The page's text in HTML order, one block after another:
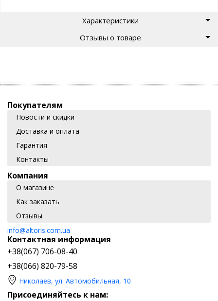
Характеристики
Отзывы о товаре
Покупателям
Новости и скидки
Доставка и оплата
Гарантия
Контакты
Компания
О магазине
Как заказать
Отзывы
info@altoris.com.ua
Контактная информация
+38(067) 706-08-40
+38(066) 820-79-58
Николаев, ул. Автомобильная, 10
Присоединяйтесь к нам: